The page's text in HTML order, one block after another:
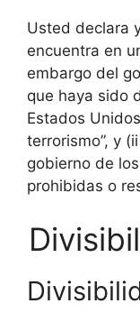
Usted declara
encuentra en
embargo del
que haya sido
Estados
terrorismo”, y
gobierno de
prohibidas o